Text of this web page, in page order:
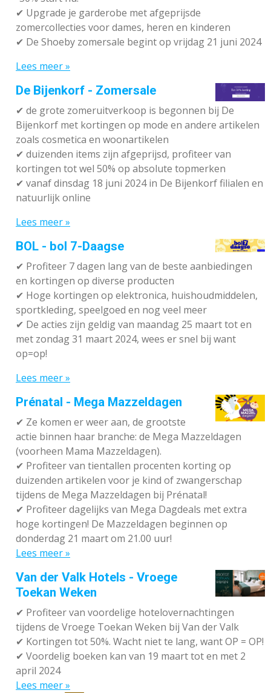
✔ Upgrade je garderobe met afgeprijsde
zomercollecties voor dames, heren en kinderen
✔ De Shoeby zomersale begint op vrijdag 21 juni 2024
Lees meer »
De Bijenkorf - Zomersale
✔ de grote zomeruitverkoop is begonnen bij De
Bijenkorf met kortingen op mode en andere artikelen
zoals cosmetica en woonartikelen
✔ duizenden items zijn afgeprijsd, profiteer van
kortingen tot wel 50% op absolute topmerken
✔ vanaf dinsdag 18 juni 2024 in De Bijenkorf filialen en
natuurlijk online
Lees meer »
BOL - bol 7-Daagse
✔ Profiteer 7 dagen lang van de beste aanbiedingen
en kortingen op diverse producten
✔ Hoge kortingen op elektronica, huishoudmiddelen,
sportkleding, speelgoed en nog veel meer
✔ De acties zijn geldig van maandag 25 maart tot en
met zondag 31 maart 2024, wees er snel bij want
op=op!
Lees meer »
Prénatal - Mega Mazzeldagen
✔ Ze komen er weer aan, de grootste
actie binnen haar branche: de Mega Mazzeldagen
(voorheen Mama Mazzeldagen).
✔ Profiteer van tientallen procenten korting op
duizenden artikelen voor je kind of zwangerschap
tijdens de Mega Mazzeldagen bij Prénatal!
✔ Profiteer dagelijks van Mega Dagdeals met extra
hoge kortingen! De Mazzeldagen beginnen op
donderdag 21 maart om 21.00 uur!
Lees meer »
Van der Valk Hotels - Vroege
Toekan Weken
✔ Profiteer van voordelige hotelovernachtingen
tijdens de Vroege Toekan Weken bij Van der Valk
✔ Kortingen tot 50%. Wacht niet te lang, want OP = OP!
✔ Voordelig boeken kan van 19 maart tot en met 2
april 2024
Lees meer »